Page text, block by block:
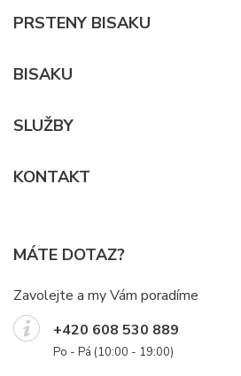
PRSTENY BISAKU
BISAKU
SLUŽBY
KONTAKT
MÁTE DOTAZ?
Zavolejte a my Vám poradíme
+420 608 530 889
Po - Pá (10:00 - 19:00)